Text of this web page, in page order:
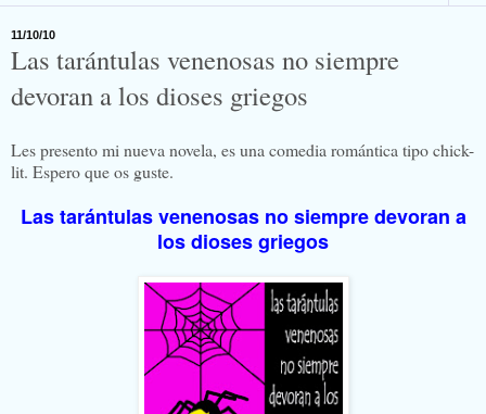
11/10/10
Las tarántulas venenosas no siempre
devoran a los dioses griegos
Les presento mi nueva novela, es una comedia romántica tipo chick-
lit. Espero que os guste.
Las tarántulas venenosas no siempre devoran a
los dioses griegos